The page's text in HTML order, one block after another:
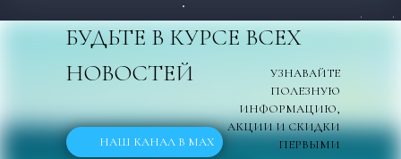
БУДЬТЕ В КУРСЕ ВСЕХ
НОВОСТЕЙ
УЗНАВАЙТЕ
ПОЛЕЗНУЮ
ИНФОРМАЦИЮ,
АКЦИИ И СКИДКИ
ПЕРВЫМИ
НАШ КАНАЛ В MAX